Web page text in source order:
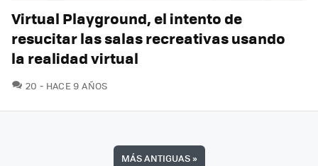
Virtual Playground, el intento de
resucitar las salas recreativas usando
la realidad virtual
20 COMENTARIOS
HACE 9 AÑOS
MÁS ANTIGUAS»